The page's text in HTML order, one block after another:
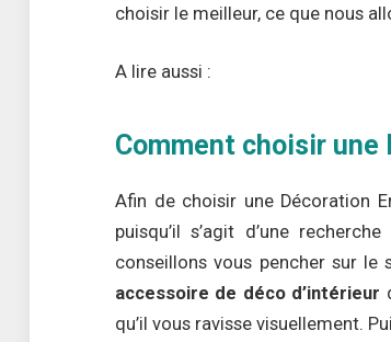
choisir le meilleur, ce que nous
A lire aussi :
Comment choisir une
Afin de choisir une Décoration
puisqu’il s’agit d’une
conseillons vous pencher sur le
accessoire de déco d’intérieur
qu’il vous ravisse visuellement.